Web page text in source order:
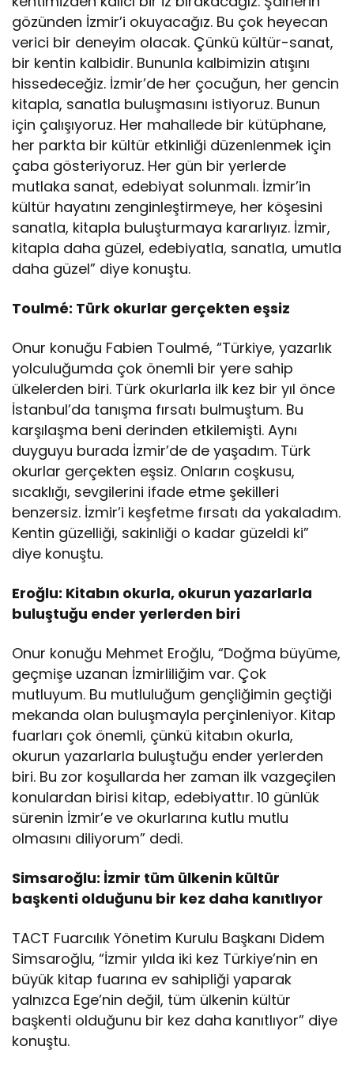
gözünden İzmir’i okuyacağız. Bu çok heyecan
verici bir deneyim olacak. Çünkü kültür-sanat,
bir kentin kalbidir. Bununla kalbimizin atışını
hissedeceğiz. İzmir’de her çocuğun, her gencin
kitapla, sanatla buluşmasını istiyoruz. Bunun
için çalışıyoruz. Her mahallede bir kütüphane,
her parkta bir kültür etkinliği düzenlenmek için
çaba gösteriyoruz. Her gün bir yerlerde
mutlaka sanat, edebiyat solunmalı. İzmir’in
kültür hayatını zenginleştirmeye, her köşesini
sanatla, kitapla buluşturmaya kararlıyız. İzmir,
kitapla daha güzel, edebiyatla, sanatla, umutla
daha güzel” diye konuştu.
Toulmé: Türk okurlar gerçekten eşsiz
Onur konuğu Fabien Toulmé, “Türkiye, yazarlık
yolculuğumda çok önemli bir yere sahip
ülkelerden biri. Türk okurlarla ilk kez bir yıl önce
İstanbul’da tanışma fırsatı bulmuştum. Bu
karşılaşma beni derinden etkilemişti. Aynı
duyguyu burada İzmir’de de yaşadım. Türk
okurlar gerçekten eşsiz. Onların coşkusu,
sıcaklığı, sevgilerini ifade etme şekilleri
benzersiz. İzmir’i keşfetme fırsatı da yakaladım.
Kentin güzelliği, sakinliği o kadar güzeldi ki”
diye konuştu.
Eroğlu: Kitabın okurla, okurun yazarlarla
buluştuğu ender yerlerden biri
Onur konuğu Mehmet Eroğlu, “Doğma büyüme,
geçmişe uzanan İzmirliliğim var. Çok
mutluyum. Bu mutluluğum gençliğimin geçtiği
mekanda olan buluşmayla perçinleniyor. Kitap
fuarları çok önemli, çünkü kitabın okurla,
okurun yazarlarla buluştuğu ender yerlerden
biri. Bu zor koşullarda her zaman ilk vazgeçilen
konulardan birisi kitap, edebiyattır. 10 günlük
sürenin İzmir’e ve okurlarına kutlu mutlu
olmasını diliyorum” dedi.
Simsaroğlu: İzmir tüm ülkenin kültür
başkenti olduğunu bir kez daha kanıtlıyor
TACT Fuarcılık Yönetim Kurulu Başkanı Didem
Simsaroğlu, “İzmir yılda iki kez Türkiye’nin en
büyük kitap fuarına ev sahipliği yaparak
yalnızca Ege’nin değil, tüm ülkenin kültür
başkenti olduğunu bir kez daha kanıtlıyor” diye
konuştu.